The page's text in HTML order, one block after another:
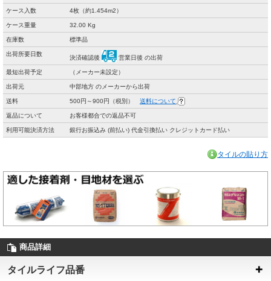
ケース入数 4枚（約1.454m2）
ケース重量 32.00 Kg
在庫数 標準品
出荷所要日数
決済確認後 営業日後 の出荷
最短出荷予定 （メーカー未設定）
出荷元 中部地方 のメーカーから出荷
送料 500円～900円（税別） 送料について
返品について お客様都合での返品不可
利用可能決済方法 銀行お振込み (前払い) 代金引換払い クレジットカード払い
タイルの貼り方
商品詳細
タイルライフ品番